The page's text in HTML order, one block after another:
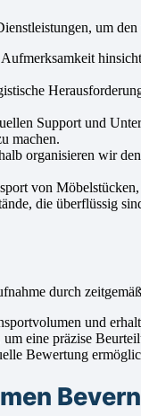
um
Support und
machen.
organisieren wir
von
die überflüssig
durch
und
eine präzise
Bewertung